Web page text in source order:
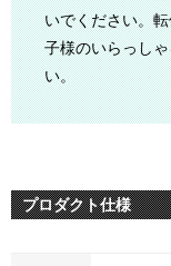
いでください。
子様のいらっし
い。
プロダクト仕様